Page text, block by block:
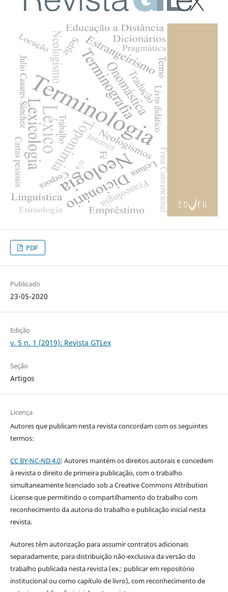
PDF
Publicado
23-05-2020
Edição
v. 5 n. 1 (2019): Revista GTLex
Seção
Artigos
Licença
Autores que publicam nesta revista concordam com os seguintes
termos:
CC BY-NC-ND 4.0: Autores mantém os direitos autorais e concedem
à revista o direito de primeira publicação, com o trabalho
simultaneamente licenciado sob a Creative Commons Attribution
License que permitindo o compartilhamento do trabalho com
reconhecimento da autoria do trabalho e publicação inicial nesta
revista.
Autores têm autorização para assumir contratos adicionais
separadamente, para distribuição não-exclusiva da versão do
trabalho publicada nesta revista (ex.: publicar em repositório
institucional ou como capítulo de livro), com reconhecimento de